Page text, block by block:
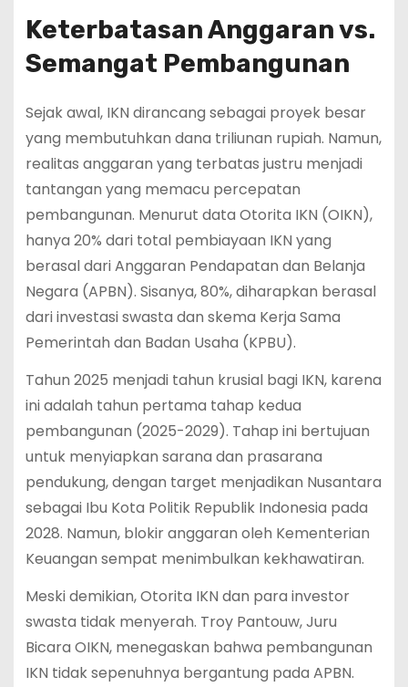
Keterbatasan Anggaran vs.
Semangat Pembangunan
Sejak awal, IKN dirancang sebagai proyek besar
yang membutuhkan dana triliunan rupiah. Namun,
realitas anggaran yang terbatas justru menjadi
tantangan yang memacu percepatan
pembangunan. Menurut data Otorita IKN (OIKN),
hanya 20% dari total pembiayaan IKN yang
berasal dari Anggaran Pendapatan dan Belanja
Negara (APBN). Sisanya, 80%, diharapkan berasal
dari investasi swasta dan skema Kerja Sama
Pemerintah dan Badan Usaha (KPBU).
Tahun 2025 menjadi tahun krusial bagi IKN, karena
ini adalah tahun pertama tahap kedua
pembangunan (2025-2029). Tahap ini bertujuan
untuk menyiapkan sarana dan prasarana
pendukung, dengan target menjadikan Nusantara
sebagai Ibu Kota Politik Republik Indonesia pada
2028. Namun, blokir anggaran oleh Kementerian
Keuangan sempat menimbulkan kekhawatiran.
Meski demikian, Otorita IKN dan para investor
swasta tidak menyerah. Troy Pantouw, Juru
Bicara OIKN, menegaskan bahwa pembangunan
IKN tidak sepenuhnya bergantung pada APBN.